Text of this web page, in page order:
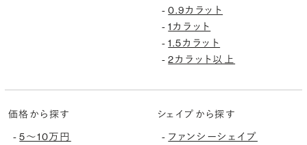
-0.9カラット
-1カラット
-1.5カラット
-2カラット以上
価格から探す
-5〜10万円
シェイプから探す
- ファンシーシェイプ